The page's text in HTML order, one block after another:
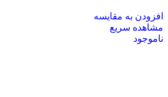
افزودن به مقایسه
مشاهده سریع
ناموجود